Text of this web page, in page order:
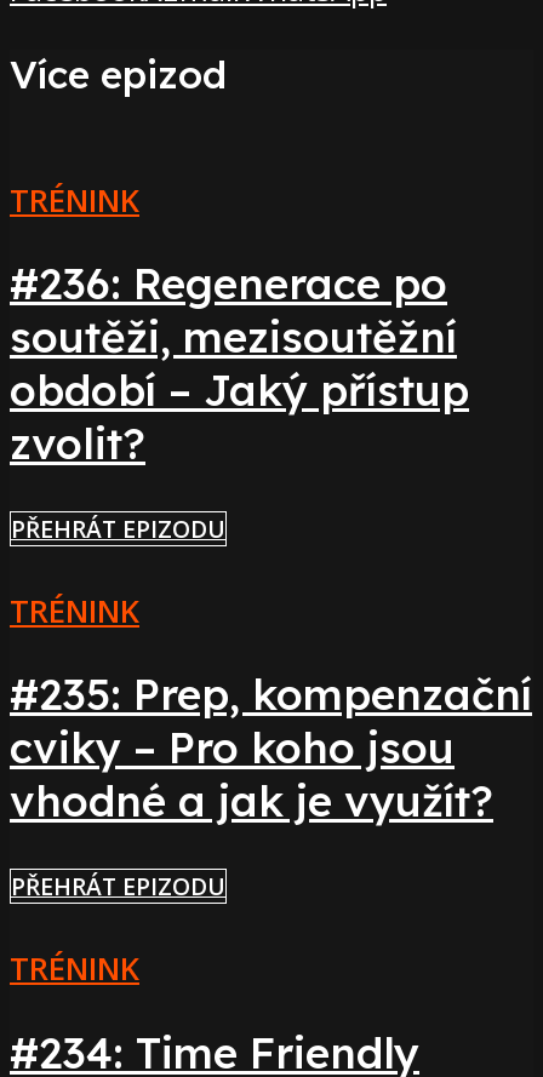
Více epizod
TRÉNINK
#236: Regenerace po
soutěži, mezisoutěžní
období – Jaký přístup
zvolit?
PŘEHRÁT EPIZODU
TRÉNINK
#235: Prep, kompenzační
cviky – Pro koho jsou
vhodné a jak je využít?
PŘEHRÁT EPIZODU
TRÉNINK
#234: Time Friendly